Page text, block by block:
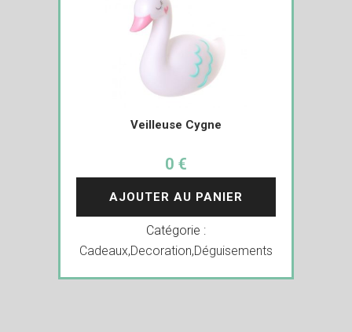
Veilleuse Cygne
0 €
AJOUTER AU PANIER
Catégorie :
Cadeaux,Decoration,Déguisements